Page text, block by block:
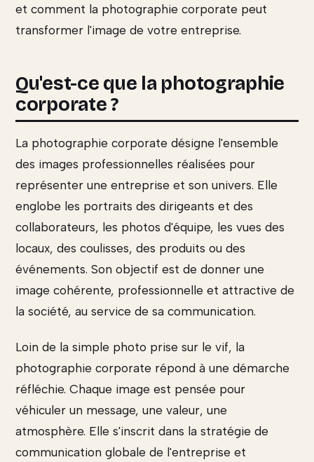
et comment la photographie corporate peut
transformer l'image de votre entreprise.
Qu'est-ce que la photographie
corporate ?
La photographie corporate désigne l'ensemble
des images professionnelles réalisées pour
représenter une entreprise et son univers. Elle
englobe les portraits des dirigeants et des
collaborateurs, les photos d'équipe, les vues des
locaux, des coulisses, des produits ou des
événements. Son objectif est de donner une
image cohérente, professionnelle et attractive de
la société, au service de sa communication.
Loin de la simple photo prise sur le vif, la
photographie corporate répond à une démarche
réfléchie. Chaque image est pensée pour
véhiculer un message, une valeur, une
atmosphère. Elle s'inscrit dans la stratégie de
communication globale de l'entreprise et